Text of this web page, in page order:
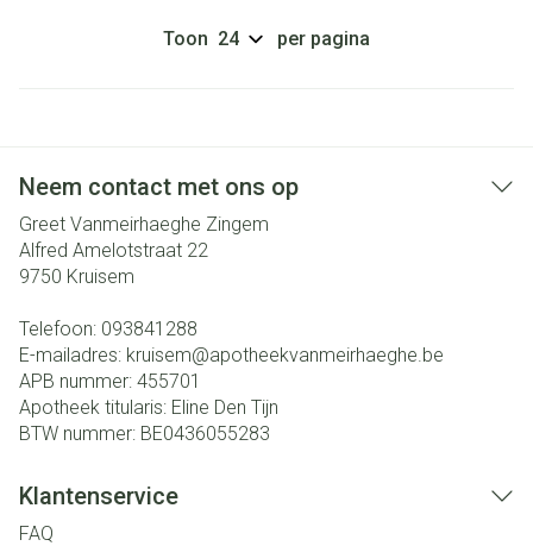
Toon per pagina
Neem contact met ons op
Greet Vanmeirhaeghe Zingem
Alfred Amelotstraat 22
9750 Kruisem
Telefoon: 093841288
E-mailadres: kruisem@apotheekvanmeirhaeghe.be
APB nummer: 455701
Apotheek titularis: Eline Den Tijn
BTW nummer: BE0436055283
Klantenservice
FAQ